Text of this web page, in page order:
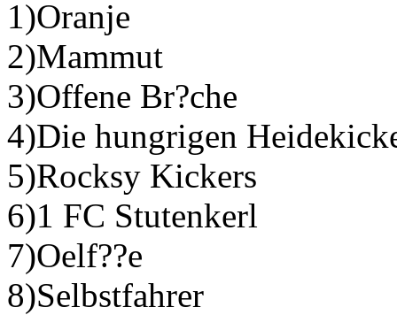
1)Oranje
2)Mammut
3)Offene Br?che
4)Die hungrigen
5)Rocksy Kickers
6)1 FC Stutenkerl
7)Oelf??e
8)Selbstfahrer